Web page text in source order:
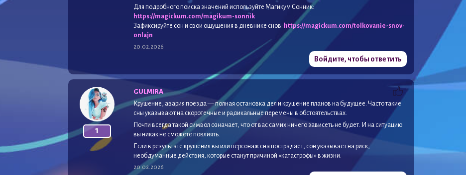
Для подробного поиска значений используйте Магикум Сонник:
https://magickum.com/magikum-sonnik
Зафиксируйте сон и свои ощущения в дневнике снов: https://magickum.com/tolkovanie-snov-
onlajn
20.02.2026
Войдите, чтобы ответить
1
GULMIRA
Крушение, авария поезда — полная остановка дел и крушение планов на будущее. Часто такие
сны указывают на скоротечные и радикальные перемены в обстоятельствах.
Почти всегда такой символ означает, что от вас самих ничего зависеть не будет. И на ситуацию
вы никак не сможете повлиять.
Если в результате крушения вы или персонаж сна пострадает, сон указывает на риск,
необдуманные действия, которые станут причиной «катастрофы» в жизни.
20.02.2026